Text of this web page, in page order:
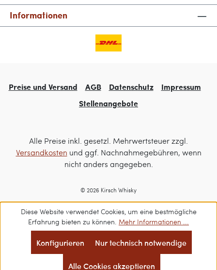
Informationen
Preise und Versand AGB Datenschutz
Impressum
Stellenangebote
Alle Preise inkl. gesetzl. Mehrwertsteuer zzgl.
Versandkosten und ggf. Nachnahmegebühren, wenn
nicht anders angegeben.
© 2026 Kirsch Whisky
Diese Website verwendet Cookies, um eine bestmögliche
Erfahrung bieten zu können. Mehr Informationen ...
Nur technisch notwendige
Konfigurieren
Alle Cookies akzeptieren